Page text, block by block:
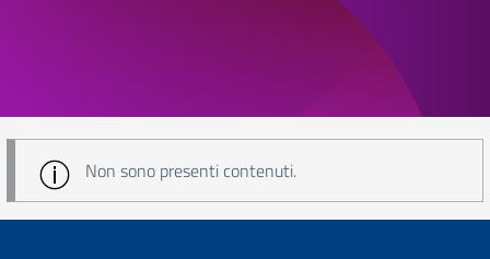
Non sono presenti contenuti.